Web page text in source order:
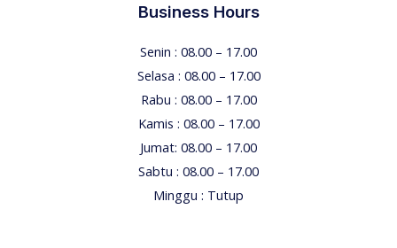
Business Hours
Senin : 08.00 – 17.00
Selasa : 08.00 – 17.00
Rabu : 08.00 – 17.00
Kamis : 08.00 – 17.00
Jumat: 08.00 – 17.00
Sabtu : 08.00 – 17.00
Minggu : Tutup